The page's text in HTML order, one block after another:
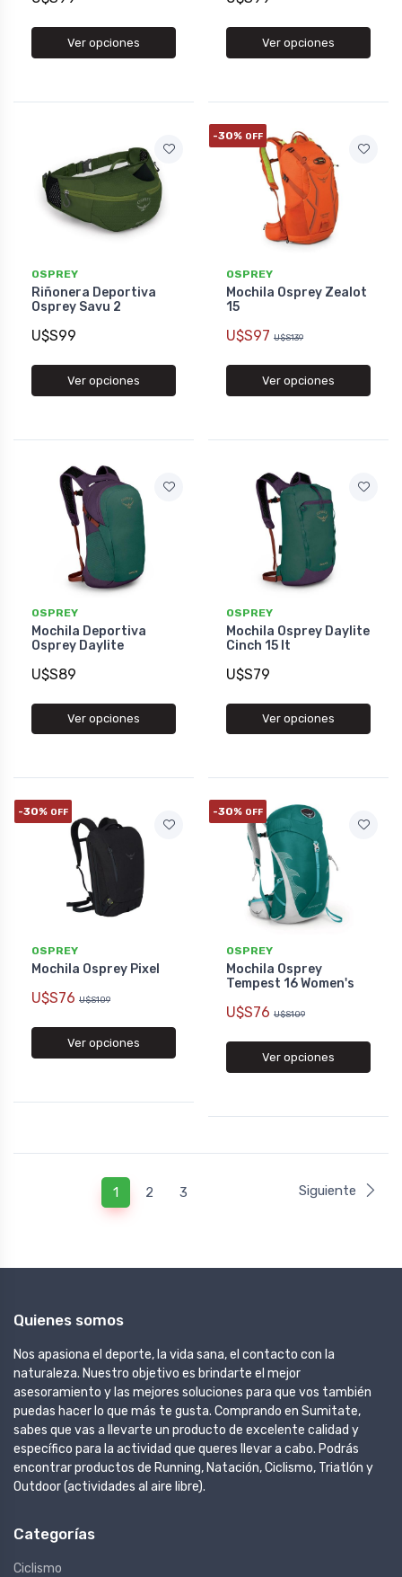
Ver opciones Ver opciones
OSPREY
Riñonera Deportiva
Osprey Savu 2
U$S99
Ver opciones
-30% OFF
OSPREY
Mochila Osprey Zealot
15
U$S97 U$S139
Ver opciones
OSPREY
Mochila Deportiva
Osprey Daylite
U$S89
Ver opciones
OSPREY
Mochila Osprey Daylite
Cinch 15 lt
U$S79
Ver opciones
-30% OFF
OSPREY
Mochila Osprey Pixel
U$S76 U$S109
Ver opciones
-30% OFF
OSPREY
Mochila Osprey
Tempest 16 Women's
U$S76 U$S109
Ver opciones
1 2 3 Siguiente
Quienes somos
Nos apasiona el deporte, la vida sana, el contacto con la
naturaleza. Nuestro objetivo es brindarte el mejor
asesoramiento y las mejores soluciones para que vos también
puedas hacer lo que más te gusta. Comprando en Sumitate,
sabes que vas a llevarte un producto de excelente calidad y
específico para la actividad que queres llevar a cabo. Podrás
encontrar productos de Running, Natación, Ciclismo, Triatlón y
Outdoor (actividades al aire libre).
Categorías
Ciclismo